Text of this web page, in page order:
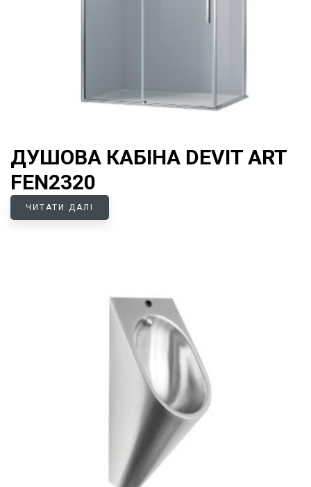
ДУШОВА КАБІНА DEVIT ART
FEN2320
ЧИТАТИ ДАЛІ